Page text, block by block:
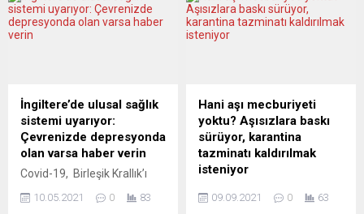
İngiltere’de ulusal sağlık
sistemi uyarıyor:
Çevrenizde depresyonda
olan varsa haber verin
Covid-19, Birleşik Krallık’ı
Vaka sayıları, hastane yatış
10.05.2021 0 83
Hani aşı mecburiyeti
yoktu? Aşısızlara baskı
sürüyor, karantina
tazminatı kaldırılmak
isteniyor
Mücadele Yasasına göre,
09.09.2021 0 63